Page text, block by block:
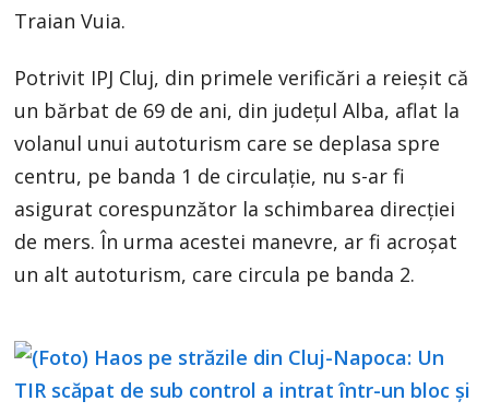
Traian Vuia.
Potrivit IPJ Cluj, din primele verificări a reieșit că
un bărbat de 69 de ani, din județul Alba, aflat la
volanul unui autoturism care se deplasa spre
centru, pe banda 1 de circulație, nu s-ar fi
asigurat corespunzător la schimbarea direcției
de mers. În urma acestei manevre, ar fi acroșat
un alt autoturism, care circula pe banda 2.